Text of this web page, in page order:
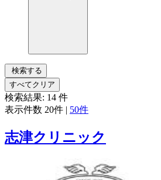
検索する
すべてクリア
検索結果: 14 件
表示件数 20件 | 50件
志津クリニック